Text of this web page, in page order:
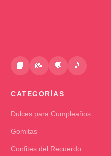
📘 📸 💬 🎵
CATEGORÍAS
Dulces para Cumpleaños
Gomitas
Confites del Recuerdo